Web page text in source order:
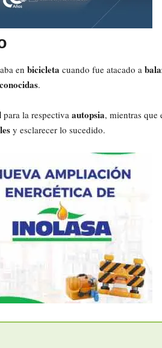
en bicicleta cuando fue atacado a
.
para la respectiva autopsia, mientras que
y esclarecer lo sucedido.